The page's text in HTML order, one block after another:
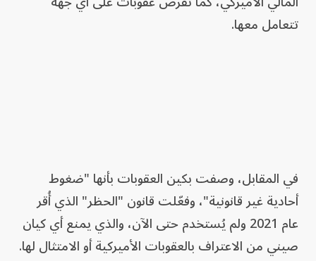
تتعامل معها.
في المقابل، وصفت بكين العقوبات بأنها "ضغوط
أحادية غير قانونية"، وفعّلت قانون "الحظر" الذي أُقر
عام 2021 ولم يُستخدم حتى الآن، والذي يمنع أي كيان
صيني من الاعتراف بالعقوبات الأميركية أو الامتثال لها.